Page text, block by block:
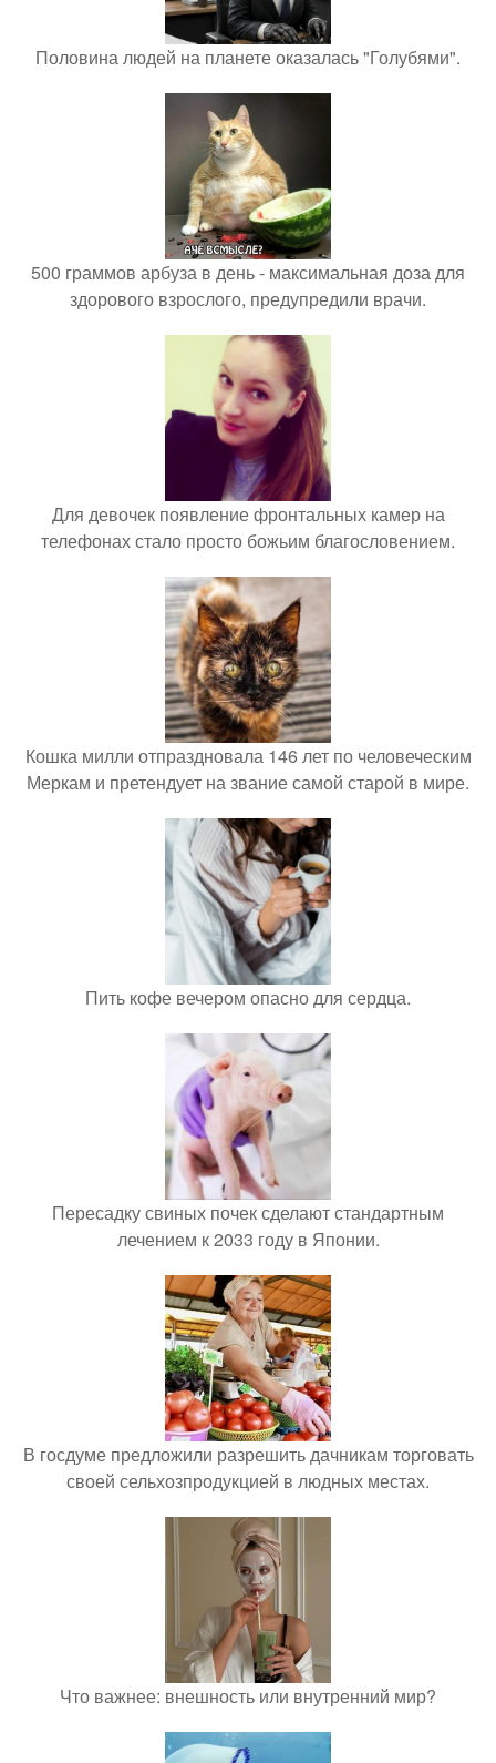
Половина людей на планете оказалась "Голубями".
500 граммов арбуза в день - максимальная доза для
здорового взрослого, предупредили врачи.
Для девочек появление фронтальных камер на
телефонах стало просто божьим благословением.
Кошка милли отпраздновала 146 лет по человеческим
Меркам и претендует на звание самой старой в мире.
Пить кофе вечером опасно для сердца.
Пересадку свиных почек сделают стандартным
лечением к 2033 году в Японии.
В госдуме предложили разрешить дачникам торговать
своей сельхозпродукцией в людных местах.
Что важнее: внешность или внутренний мир?